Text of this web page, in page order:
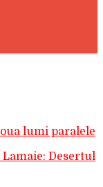
lumi paralele
Desertul